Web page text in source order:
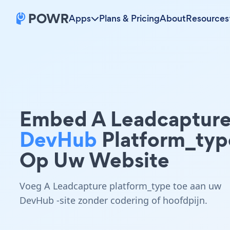
Apps Plans & PricingAboutResources
Embed A
DevHub
Op Uw Website
Voeg A Leadcapture platform_type toe aan uw
DevHub -site zonder codering of hoofdpijn.